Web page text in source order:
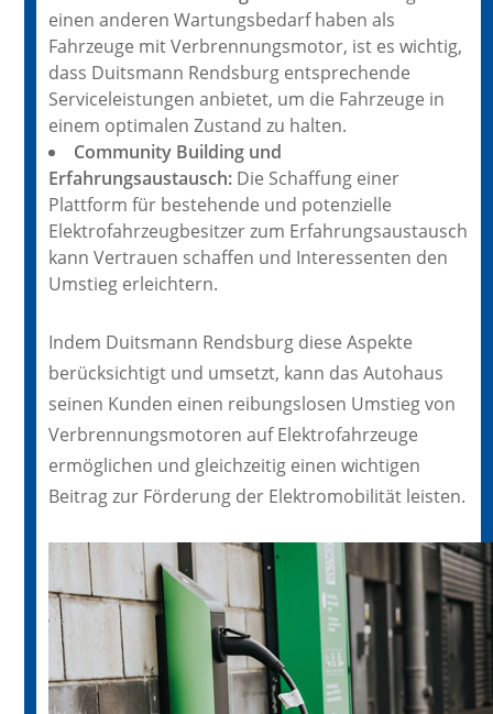
einen anderen Wartungsbedarf haben als
Fahrzeuge mit Verbrennungsmotor, ist es wichtig,
dass Duitsmann Rendsburg entsprechende
Serviceleistungen anbietet, um die Fahrzeuge in
einem optimalen Zustand zu halten.
Community Building und
Erfahrungsaustausch: Die Schaffung einer
Plattform für bestehende und potenzielle
Elektrofahrzeugbesitzer zum Erfahrungsaustausch
kann Vertrauen schaffen und Interessenten den
Umstieg erleichtern.
Indem Duitsmann Rendsburg diese Aspekte
berücksichtigt und umsetzt, kann das Autohaus
seinen Kunden einen reibungslosen Umstieg von
Verbrennungsmotoren auf Elektrofahrzeuge
ermöglichen und gleichzeitig einen wichtigen
Beitrag zur Förderung der Elektromobilität leisten.